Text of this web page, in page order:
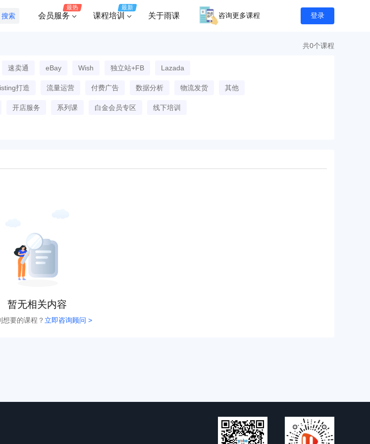
搜索 会员服务
最热
课程培训
最新
关于雨课 咨询更多课程 登录
共0个课程
速卖通 eBay Wish 独立站+FB Lazada
打造 流量运营 付费广告 数据分析 物流发货 其他
开店服务 系列课 白金会员专区 线下培训
暂无相关内容
想要的课程？ 立即咨询顾问 >